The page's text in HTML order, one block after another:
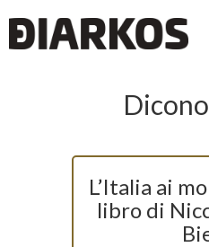
L’Italia ai
libro di